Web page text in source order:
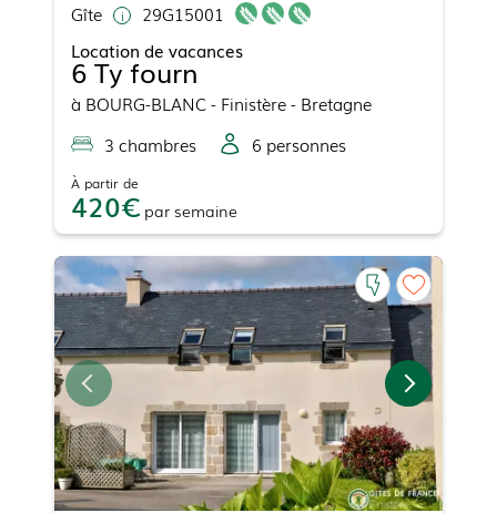
Gîte
29G15001
Location de vacances
6 Ty fourn
à BOURG-BLANC- Finistère - Bretagne
3 chambres 6 personnes
À partir de
420 par semaine